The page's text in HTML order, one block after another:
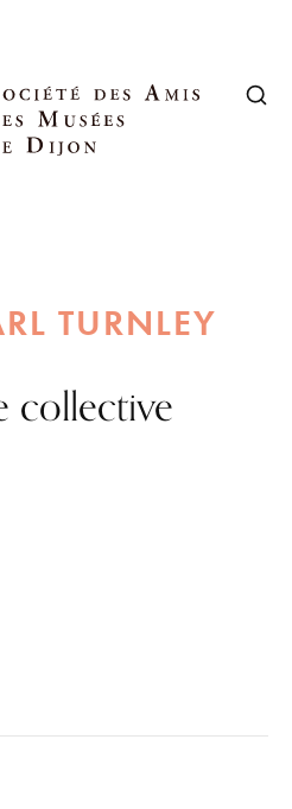
TURNLEY
collective